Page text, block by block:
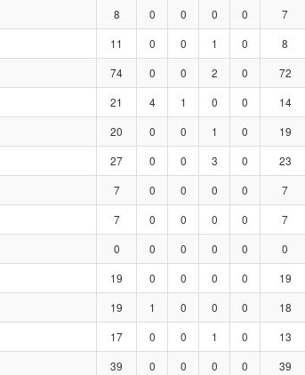
8 0 0 0 0 7
11 0 0 1 0 8
74 0 0 2 0 72
21 4 1 0 0 14
20 0 0 1 0 19
27 0 0 3 0 23
7 0 0 0 0 7
7 0 0 0 0 7
0 0 0 0 0 0
19 0 0 0 0 19
19 1 0 0 0 18
17 0 0 1 0 13
39 0 0 0 0 39